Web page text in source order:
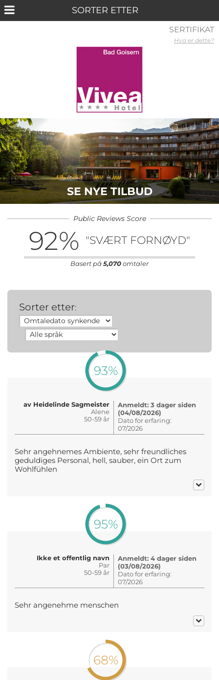
SE NYE TILBUD
Public Reviews Score
92% "SVÆRT FORNØYD"
Basert på 5,070omtaler
Sorter etter:
93%
av Heidelinde Sagmeister
Alene
50-59 år
Anmeldt: 3 dager siden
(04/08/2026)
Dato for erfaring:
07/2026
Sehr angehnemes Ambiente, sehr freundliches
geduldiges Personal, hell, sauber, ein Ort zum
Wohlfühlen
95%
Ikke et offentlig navn
Par
50-59 år
Anmeldt: 4 dager siden
(03/08/2026)
Dato for erfaring:
07/2026
Sehr angenehme menschen
68%
SERTIFIKAT
Hva er dette?